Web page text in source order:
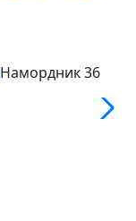
Намордник 36